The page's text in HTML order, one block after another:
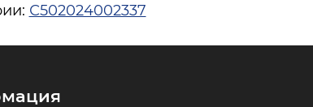
С502024002337